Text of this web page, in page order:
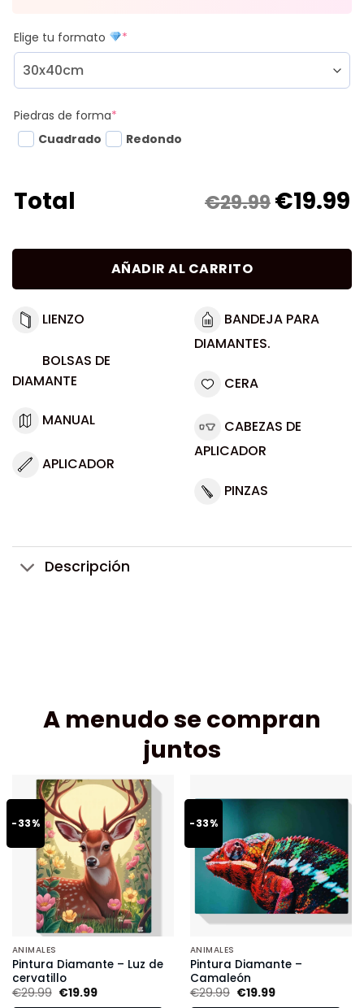
Elige tu formato *
Piedras de forma*
Cuadrado
Redondo
Total €29.99€19.99
AÑADIR AL CARRITO
LIENZO
BOLSAS DE
DIAMANTE
MANUAL
APLICADOR
BANDEJA PARA
DIAMANTES.
CERA
CABEZAS DE
APLICADOR
PINZAS
Descripción
A menudo se compran
juntos
-33%
ANIMALES
Pintura Diamante – Luz de
cervatillo
€29.99 €19.99
-33%
ANIMALES
Pintura Diamante –
Camaleón
€29.99 €19.99